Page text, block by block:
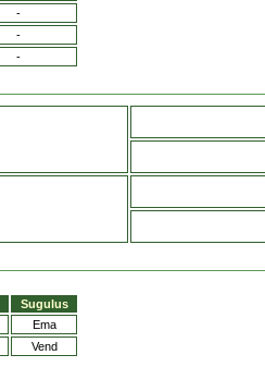
-
-
-
Sugulus
Ema
Vend